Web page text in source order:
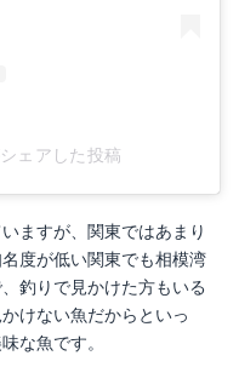
ェアした投稿
ますが、関東ではあまり
度が低い関東でも相模湾
釣りで見かけた方もいる
けない魚だからといっ
な魚です。